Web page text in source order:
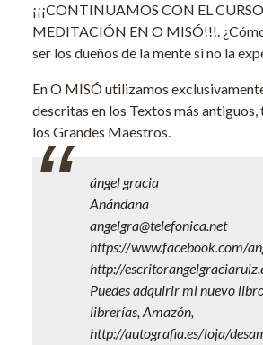
¡¡¡CONTINUAMOS CON EL
MEDITACIÓN EN O MISÓ!!!.
ser los dueños de la mente si no la
En O MISÓ utilizamos
descritas en los Textos más
los Grandes Maestros.
ángel gracia
Anándana
angelgra@telefonica.net
https://www.facebook.com/
http://
Puedes adquirir mi nuevo
librerías, Amazón,
http://autografia.es/loja/